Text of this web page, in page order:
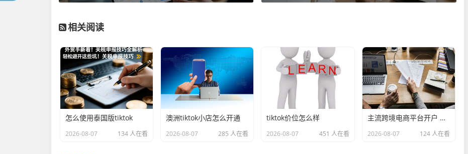
相关阅读
怎么使用泰国版tiktok
2026-08-07 134 人在看
澳洲tiktok小店怎么开通
2026-08-07 285 人在看
tiktok价位怎么样
2026-08-07 451 人在看
主流跨境电商平台开户 的延伸长尾关键词有什么
2026-08-07 124 人在看